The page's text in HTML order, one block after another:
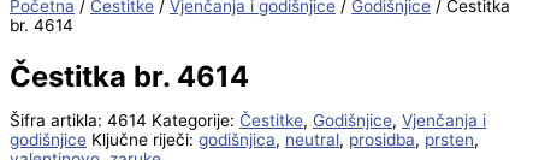
Početna / Čestitke / Vjenčanja i godišnjice / Godišnjice / Čestitka
br. 4614
Čestitka br. 4614
Šifra artikla: 4614 Kategorije: Čestitke, Godišnjice, Vjenčanja i
godišnjice Ključne riječi: godišnjica, neutral, prosidba, prsten,